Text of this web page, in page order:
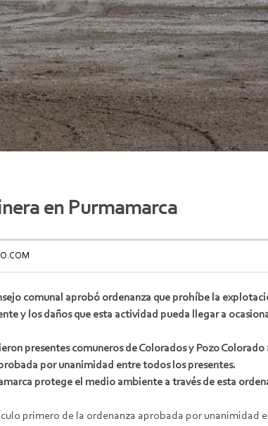
en Purmamarca
comunal aprobó ordenanza que prohíbe la
y los daños que esta actividad pueda llegar a
presentes comuneros de Colorados y Pozo
por unanimidad entre todos los presentes.
protege el medio ambiente a través de esta
primero de la ordenanza aprobada por unanimidad